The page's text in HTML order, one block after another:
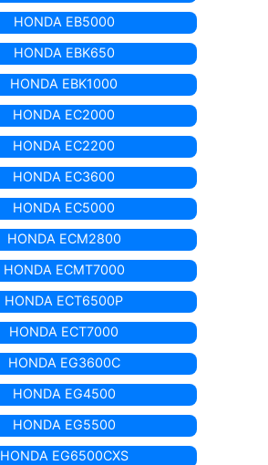
HONDA EB5000
HONDA EBK650
HONDA EBK1000
HONDA EC2000
HONDA EC2200
HONDA EC3600
HONDA EC5000
HONDA ECM2800
HONDA ECMT7000
HONDA ECT6500P
HONDA ECT7000
HONDA EG3600C
HONDA EG4500
HONDA EG5500
HONDA EG6500CXS